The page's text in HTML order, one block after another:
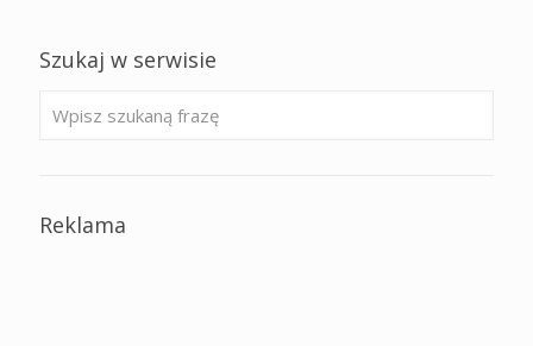
Szukaj w serwisie
Reklama